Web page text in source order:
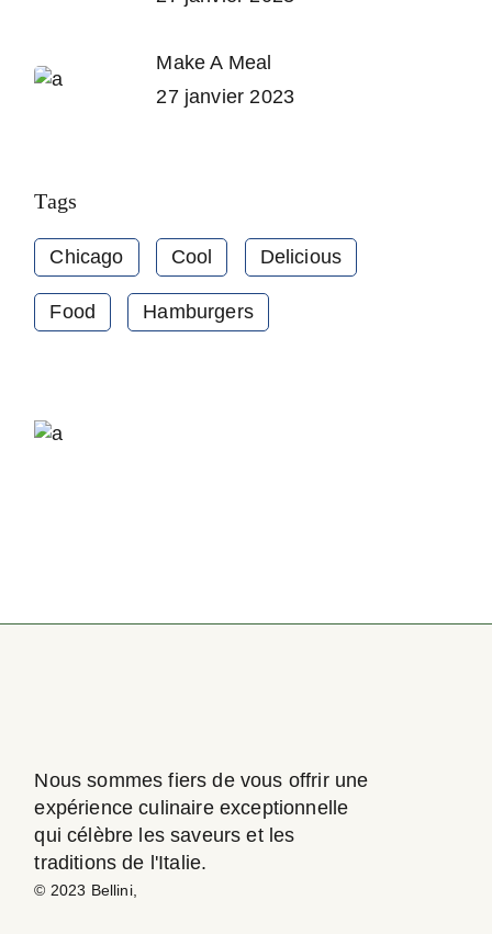
Make A Meal
27 janvier 2023
Tags
Chicago Cool Delicious
Food Hamburgers
Nous sommes fiers de vous offrir une
expérience culinaire exceptionnelle
qui célèbre les saveurs et les
traditions de l'Italie.
© 2023 Bellini,